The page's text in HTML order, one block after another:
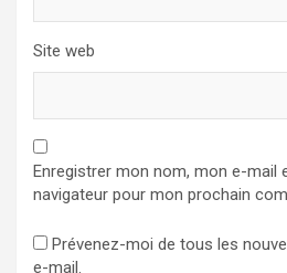
Site web
Enregistrer mon nom, mon e-mail
navigateur pour mon prochain
Prévenez-moi de tous les
e-mail.